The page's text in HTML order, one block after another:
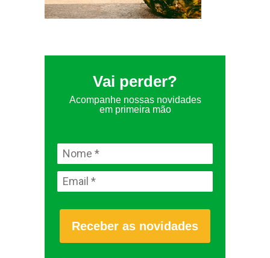
Vai perder?
Acompanhe nossas novidades
em primeira mão
Receber as novidades